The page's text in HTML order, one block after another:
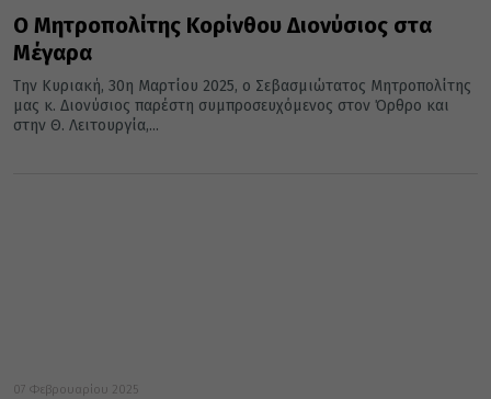
Ο Μητροπολίτης Κορίνθου Διονύσιος στα
Μέγαρα
Την Κυριακή, 30η Μαρτίου 2025, ο Σεβασμιώτατος Μητροπολίτης
μας κ. Διονύσιος παρέστη συμπροσευχόμενος στον Όρθρο και
στην Θ. Λειτουργία,...
07 Φεβρουαρίου 2025